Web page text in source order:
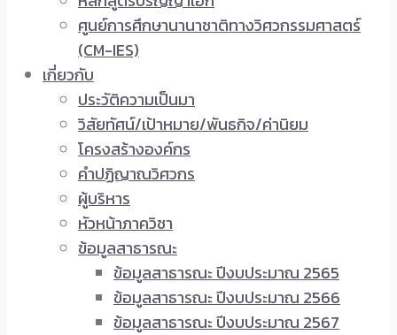
ศูนย์การศึกษานานาชาติทางวิศวกรรมศาสตร์
(CM-IES)
เกี่ยวกับ
ประวัติความเป็นมา
วิสัยทัศน์/เป้าหมาย/พันธกิจ/ค่านิยม
โครงสร้างองค์กร
คำปฏิญาณวิศวกร
ผู้บริหาร
หัวหน้าภาควิชา
ข้อมูลสาธารณะ
ข้อมูลสาธารณะ ปีงบประมาณ 2565
ข้อมูลสาธารณะ ปีงบประมาณ 2566
ข้อมูลสาธารณะ ปีงบประมาณ 2567